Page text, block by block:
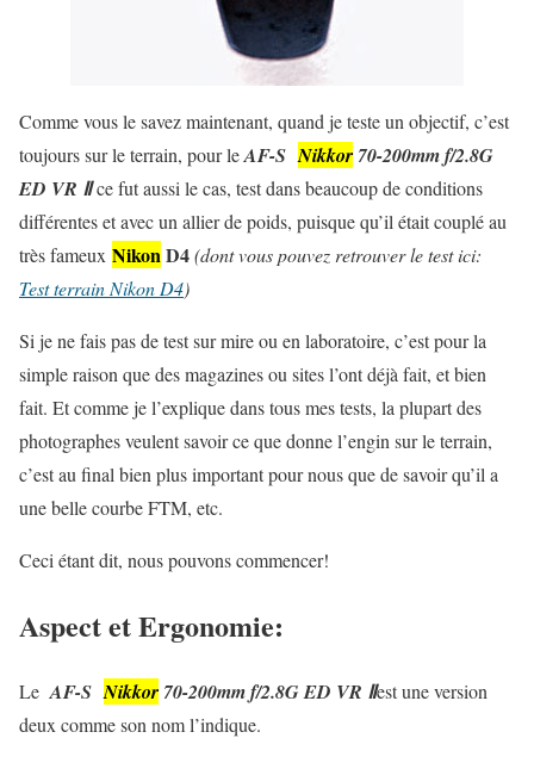
Comme vous le savez maintenant, quand je teste un objectif, c’est
toujours sur le terrain, pour leAF-SNikkor 70-200mm f/2.8G
ED VR Ⅱce fut aussi le cas, test dans beaucoup de conditions
différentes et avec un allier de poids, puisque qu’il était couplé au
très fameux NikonD4(dont vous pouvez retrouver le test ici:
Test terrain Nikon D4)
Si je ne fais pas de test sur mire ou en laboratoire, c’est pour la
simple raison que des magazines ou sites l’ont déjà fait, et bien
fait. Et comme je l’explique dans tous mes tests, la plupart des
photographes veulent savoir ce que donne l’engin sur le terrain,
c’est au final bien plus important pour nous que de savoir qu’il a
une belle courbe FTM, etc.
Ceci étant dit, nous pouvons commencer!
Aspect et Ergonomie:
Le AF-SNikkor 70-200mm f/2.8G ED VR Ⅱest une version
deux comme son nom l’indique.